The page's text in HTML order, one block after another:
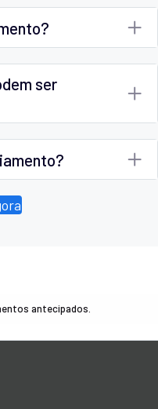
ser
antecipados.